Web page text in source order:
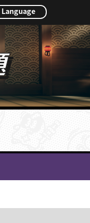
Language